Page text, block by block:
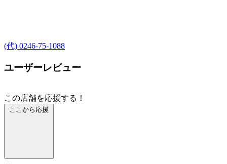
(代) 0246-75-1088
ユーザーレビュー
この店舗を応援する！
ここから応援